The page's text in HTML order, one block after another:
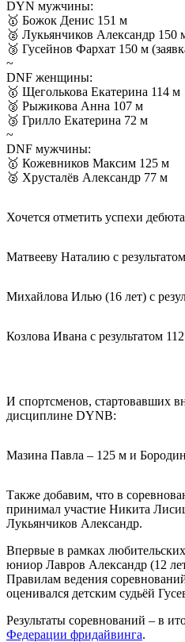
DYN мужчины:
🥇 Божок Денис 151 м
🥈 Лукьянчиков Александр 150
🥉 Гусейнов Фархат 150 м
~
DNF женщины:
🥇 Щеголькова Екатерина 114 м
🥈 Рыжикова Анна 107 м
🥉 Грилло Екатерина 72 м
~
DNF мужчины:
🥇 Кожевников Максим 125 м
🥈 Хрусталёв Александр 77 м
Хочется отметить успехи
Матвееву Наталию с
Михайлова Илью (16 лет) с
Козлова Ивана с результатом
И спортсменов, стартовавших
дисциплине DYNB:
Мазина Павла – 125 м и
Также добавим, что в
принимал участие Никита
Лукьянчиков Александр.
Впервые в рамках
юниор Лавров Александр (12
Правилам ведения
оценивался детским судьёй
Результаты соревнований – в
Федерации фридайвинга.